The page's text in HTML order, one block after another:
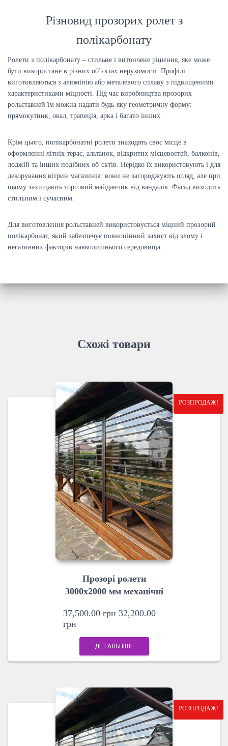
Різновид прозорих ролет з
полікарбонату
Ролети з полікарбонату – стильне і витончене рішення, яке може
бути використане в різних об’єктах нерухомості. Профілі
виготовляються з алюмінію або металевого сплаву з підвищеними
характеристиками міцності. Під час виробництва прозорих
рольставней їм можна надати будь-яку геометричну форму:
прямокутник, овал, трапеція, арка і багато інших.
Крім цього, полікарбонатні ролети знаходять своє місце в
оформленні літніх терас, альтанок, відкритих місцевостей, балконів,
лоджій та інших подібних об’єктів. Нерідко їх використовують і для
декорування вітрин магазинів: вони не загороджують огляд, але при
цьому захищають торговий майданчик від вандалів. Фасад виходить
стильним і сучасним.
Для виготовлення рольставней використовується міцний прозорий
полікарбонат, який забезпечує повноцінний захист від злому і
негативних факторів навколишнього середовища.
Схожі товари
РОЗПРОДАЖ!
Прозорі ролети
3000х2000 мм механічні
37,500.00грн 32,200.00
грн
ДЕТАЛЬНІШЕ
РОЗПРОДАЖ!